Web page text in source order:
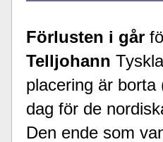
Förlusten i går
Telljohann
placering är
dag för de
Den ende som